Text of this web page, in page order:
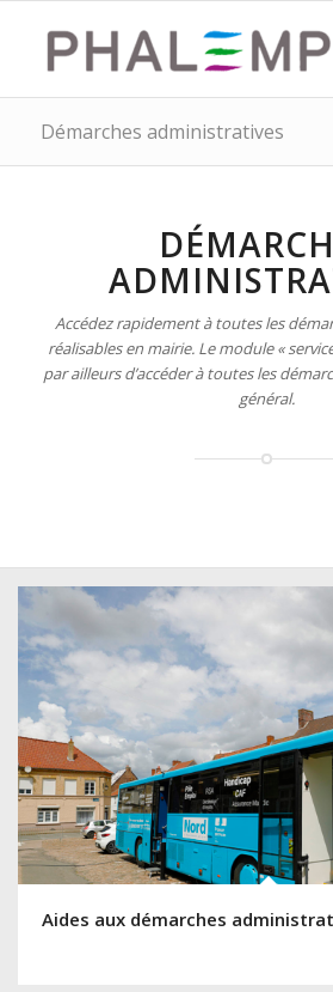
Démarches administratives
Accédez rapidement à toutes les
réalisables en mairie. Le module «
par ailleurs d’accéder à toutes les
général.
Aides aux démarches